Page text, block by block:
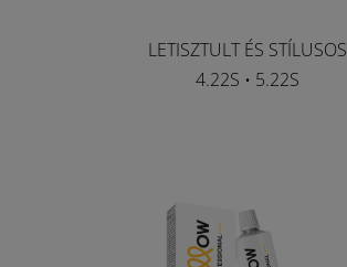
LETISZTULT ÉS STÍLUSOS
4.22S • 5.22S